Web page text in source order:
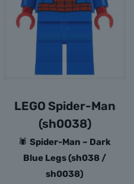
LEGO Spider-Man
(sh0038)
🕷️Spider-Man – Dark
Blue Legs (sh038 /
sh0038)